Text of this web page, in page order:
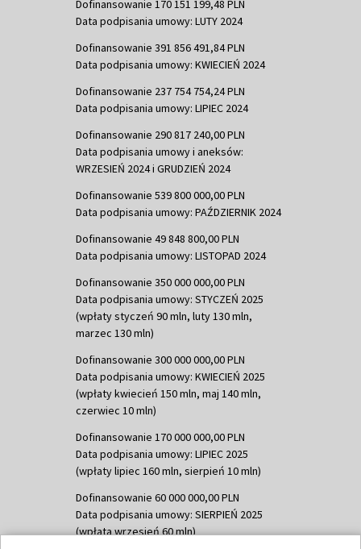
Dofinansowanie 170 151 199,48 PLN
Data podpisania umowy: LUTY 2024
Dofinansowanie 391 856 491,84 PLN
Data podpisania umowy: KWIECIEŃ 2024
Dofinansowanie 237 754 754,24 PLN
Data podpisania umowy: LIPIEC 2024
Dofinansowanie 290 817 240,00 PLN
Data podpisania umowy i aneksów:
WRZESIEŃ 2024 i GRUDZIEŃ 2024
Dofinansowanie 539 800 000,00 PLN
Data podpisania umowy: PAŹDZIERNIK 2024
Dofinansowanie 49 848 800,00 PLN
Data podpisania umowy: LISTOPAD 2024
Dofinansowanie 350 000 000,00 PLN
Data podpisania umowy: STYCZEŃ 2025
(wpłaty styczeń 90 mln, luty 130 mln,
marzec 130 mln)
Dofinansowanie 300 000 000,00 PLN
Data podpisania umowy: KWIECIEŃ 2025
(wpłaty kwiecień 150 mln, maj 140 mln,
czerwiec 10 mln)
Dofinansowanie 170 000 000,00 PLN
Data podpisania umowy: LIPIEC 2025
(wpłaty lipiec 160 mln, sierpień 10 mln)
Dofinansowanie 60 000 000,00 PLN
Data podpisania umowy: SIERPIEŃ 2025
(wpłata wrzesień 60 mln)